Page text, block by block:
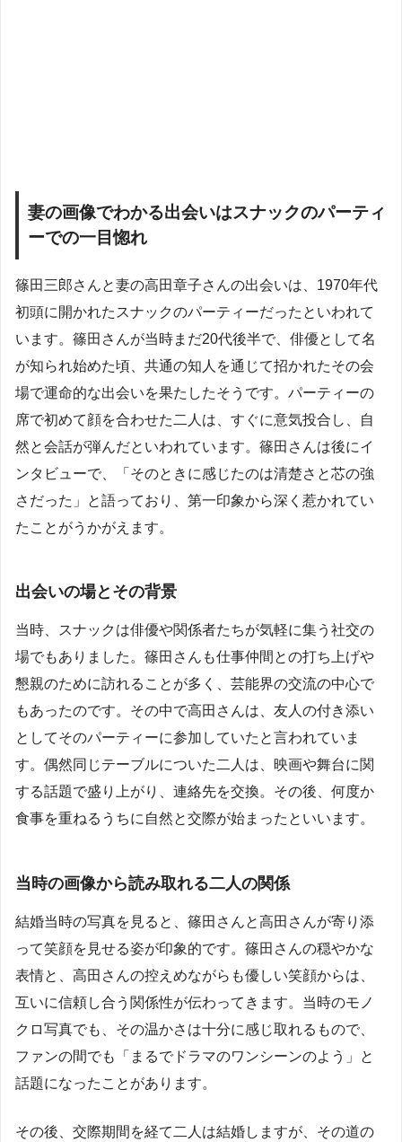
妻の画像でわかる出会いはスナックのパーティ
ーでの一目惚れ
篠田三郎さんと妻の高田章子さんの出会いは、1970年代
初頭に開かれたスナックのパーティーだったといわれて
います。篠田さんが当時まだ20代後半で、俳優として名
が知られ始めた頃、共通の知人を通じて招かれたその会
場で運命的な出会いを果たしたそうです。パーティーの
席で初めて顔を合わせた二人は、すぐに意気投合し、自
然と会話が弾んだといわれています。篠田さんは後にイ
ンタビューで、「そのときに感じたのは清楚さと芯の強
さだった」と語っており、第一印象から深く惹かれてい
たことがうかがえます。
出会いの場とその背景
当時、スナックは俳優や関係者たちが気軽に集う社交の
場でもありました。篠田さんも仕事仲間との打ち上げや
懇親のために訪れることが多く、芸能界の交流の中心で
もあったのです。その中で高田さんは、友人の付き添い
としてそのパーティーに参加していたと言われていま
す。偶然同じテーブルについた二人は、映画や舞台に関
する話題で盛り上がり、連絡先を交換。その後、何度か
食事を重ねるうちに自然と交際が始まったといいます。
当時の画像から読み取れる二人の関係
結婚当時の写真を見ると、篠田さんと高田さんが寄り添
って笑顔を見せる姿が印象的です。篠田さんの穏やかな
表情と、高田さんの控えめながらも優しい笑顔からは、
互いに信頼し合う関係性が伝わってきます。当時のモノ
クロ写真でも、その温かさは十分に感じ取れるもので、
ファンの間でも「まるでドラマのワンシーンのよう」と
話題になったことがあります。
その後、交際期間を経て二人は結婚しますが、その道の